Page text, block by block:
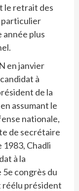
le retrait des
particulier
année plus
en janvier
à
de la
assumant le
nationale,
de secrétaire
Chadli
à la
5e congrès du
réélu président